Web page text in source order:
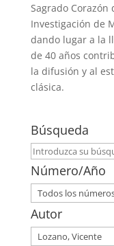
Sagrado
Investigación de
dando lugar a la
de 40 años
la difusión y al
clásica.
Búsqueda
Número/Año
Autor